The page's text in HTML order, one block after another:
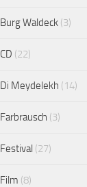
Burg Waldeck (3)
CD (22)
Di Meydelekh (14)
Farbrausch (3)
Festival (27)
Film (8)